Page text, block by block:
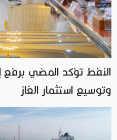
النفط تؤكد المضي
وتوسيع استثمار الغاز